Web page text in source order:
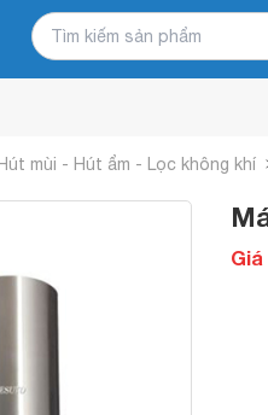
mùi - Hút ẩm - Lọc không khí
Giá